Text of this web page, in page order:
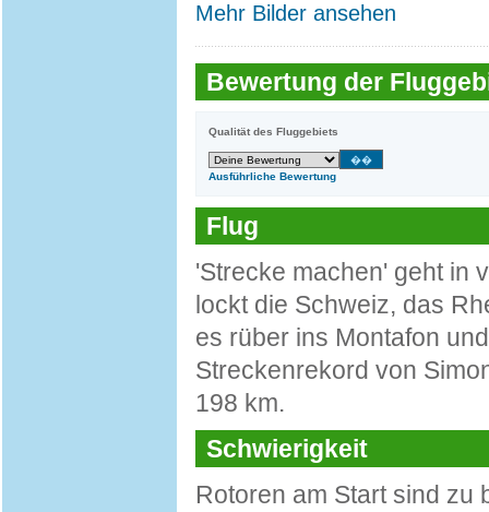
Mehr Bilder ansehen
Bewertung der
Qualität des Fluggebiets
Ausführliche Bewertung
Flug
'Strecke machen' geht in
lockt die Schweiz, das
es rüber ins Montafon
Streckenrekord von
198 km.
Schwierigkeit
Rotoren am Start sind zu